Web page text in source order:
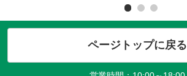
ページトップに戻る